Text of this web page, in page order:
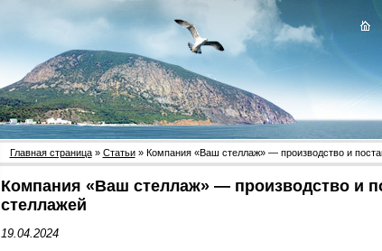
Главная страница» Статьи» Компания «Ваш стеллаж» — производство и
Компания «Ваш стеллаж» — производство и
стеллажей
19.04.2024